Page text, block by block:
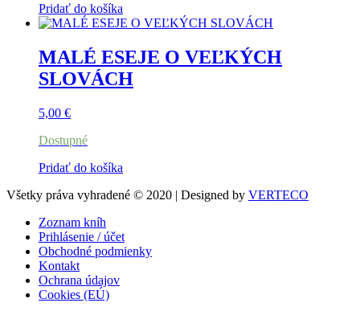
Pridať do košíka
MALÉ ESEJE O VEĽKÝCH
SLOVÁCH
5,00 €
Dostupné
Pridať do košíka
Všetky práva vyhradené © 2020 | Designed by VERTECO
Zoznam kníh
Prihlásenie / účet
Obchodné podmienky
Kontakt
Ochrana údajov
Cookies (EÚ)